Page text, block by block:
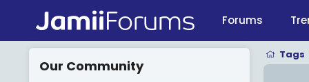
Forums
Tags
Our Community